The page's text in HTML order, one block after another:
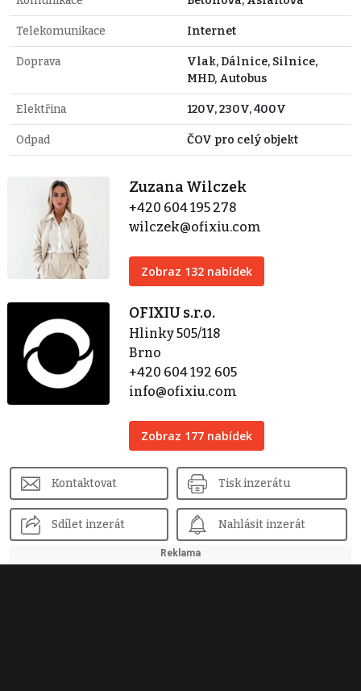
Telekomunikace Internet
Doprava
Vlak, Dálnice, Silnice,
MHD, Autobus
Elektřina 120V, 230V, 400V
Odpad ČOV pro celý objekt
Zuzana Wilczek
+420 604 195 278
wilczek@ofixiu.com
Zobraz 132 nabídek
OFIXIU s.r.o.
Hlinky 505/118
Brno
+420 604 192 605
info@ofixiu.com
Zobraz 177 nabídek
Kontaktovat Tisk inzerátu
Sdílet inzerát Nahlásit inzerát